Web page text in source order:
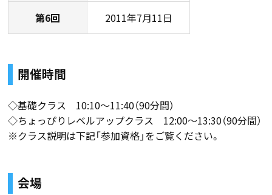
第6回 2011年7月11日
開催時間
◇基礎クラス 10:10〜11:40（90分間）
◇ちょっぴりレベルアップクラス 12:00〜13:30（90分間）
※クラス説明は下記「参加資格」をご覧ください。
会場